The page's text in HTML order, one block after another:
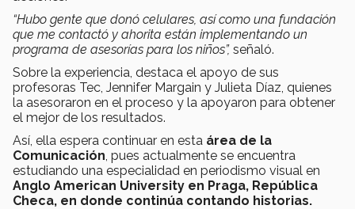
“Hubo gente que donó celulares, así como una fundación
que me contactó y ahorita están implementando un
programa de asesorías para los niños”, señaló.
Sobre la experiencia, destaca el apoyo de sus
profesoras Tec, Jennifer Margain y Julieta Díaz, quienes
la asesoraron en el proceso y la apoyaron para obtener
el mejor de los resultados.
Así, ella espera continuar en esta área de la
Comunicación , pues actualmente se encuentra
estudiando una especialidad en periodismo visual en
Anglo American University en Praga, República
Checa, en donde continúa contando historias.